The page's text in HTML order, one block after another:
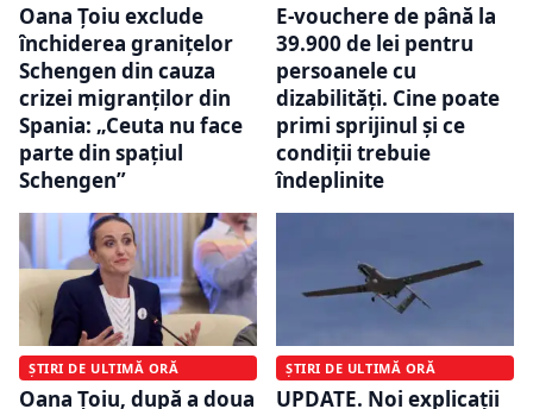
Oana Țoiu exclude
închiderea granițelor
Schengen din cauza
crizei migranților din
Spania: „Ceuta nu face
parte din spațiul
Schengen”
E-vouchere de până la
39.900 de lei pentru
persoanele cu
dizabilități. Cine poate
primi sprijinul și ce
condiții trebuie
îndeplinite
ȘTIRI DE ULTIMĂ ORĂ
Oana Țoiu, după a doua
ȘTIRI DE ULTIMĂ ORĂ
UPDATE. Noi explicații